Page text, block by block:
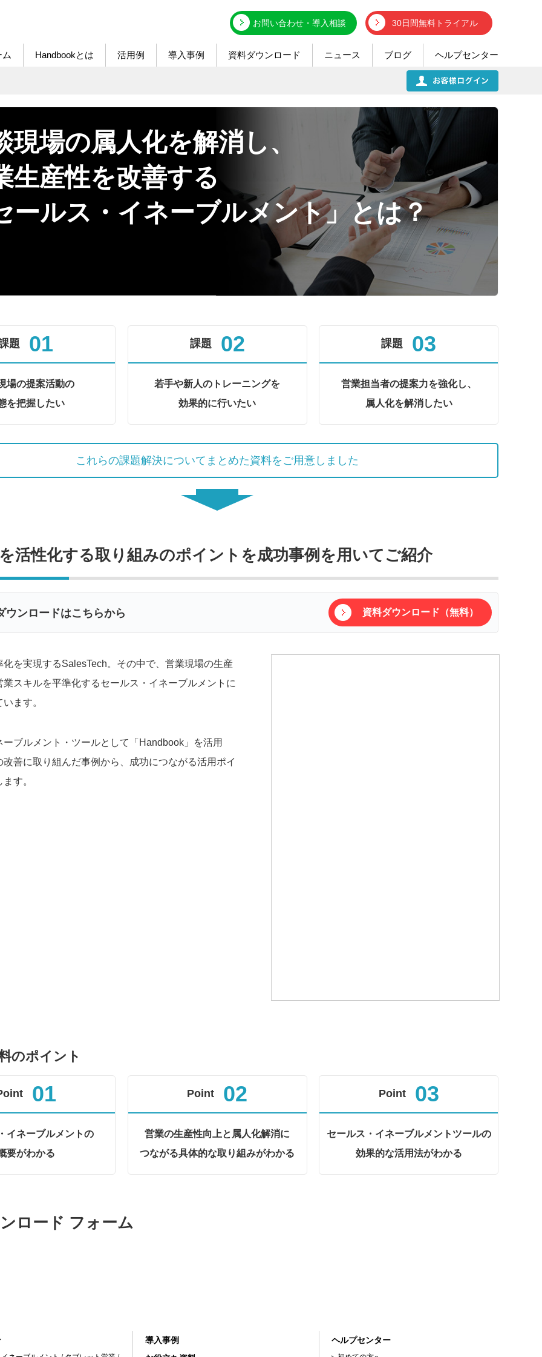
お問い合わせ・導入相談 30日間無料トライアル
Handbookとは 活用例 導入事例 資料ダウンロード ニュース ブログ ヘルプセンター
現場の属人化を解消し、
生産性を改善する
ールス・イネーブルメント」とは？
題 01
場の提案活動の
を把握したい
課題 02
若手や新人のトレーニングを
効果的に行いたい
課題 03
営業担当者の提案力を強化し、
属人化を解消したい
これらの課題解決についてまとめた資料をご用意しました
活性化する取り組みのポイントを成功事例を用いてご紹介
ウンロードはこちらから 資料ダウンロード（無料）
化を実現するSalesTech。その中で、営業現場の生産
業スキルを平準化するセールス・イネーブルメントに
ます。
ーブルメント・ツールとして「Handbook」を活用
改善に取り組んだ事例から、成功につながる活用ポイ
す。
のポイント
01
イネーブルメントの
要がわかる
Point 02
営業の生産性向上と属人化解消に
つながる具体的な取り組みがわかる
Point 03
セールス・イネーブルメントツールの
効果的な活用法がわかる
ロード フォーム
導入事例
ヘルプセンター